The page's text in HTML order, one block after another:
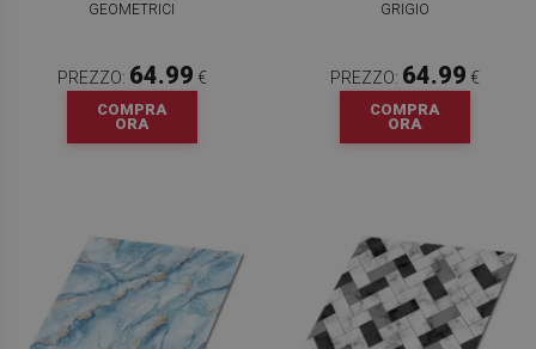
GEOMETRICI
PREZZO: 64.99 €
COMPRA
ORA
GRIGIO
PREZZO: 64.99 €
COMPRA
ORA